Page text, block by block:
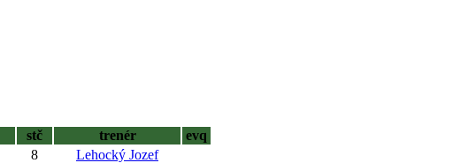
stč trenér
evq
8
Lehocký Jozef